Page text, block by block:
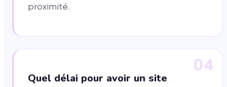
proximité.
04
Quel délai pour avoir un site